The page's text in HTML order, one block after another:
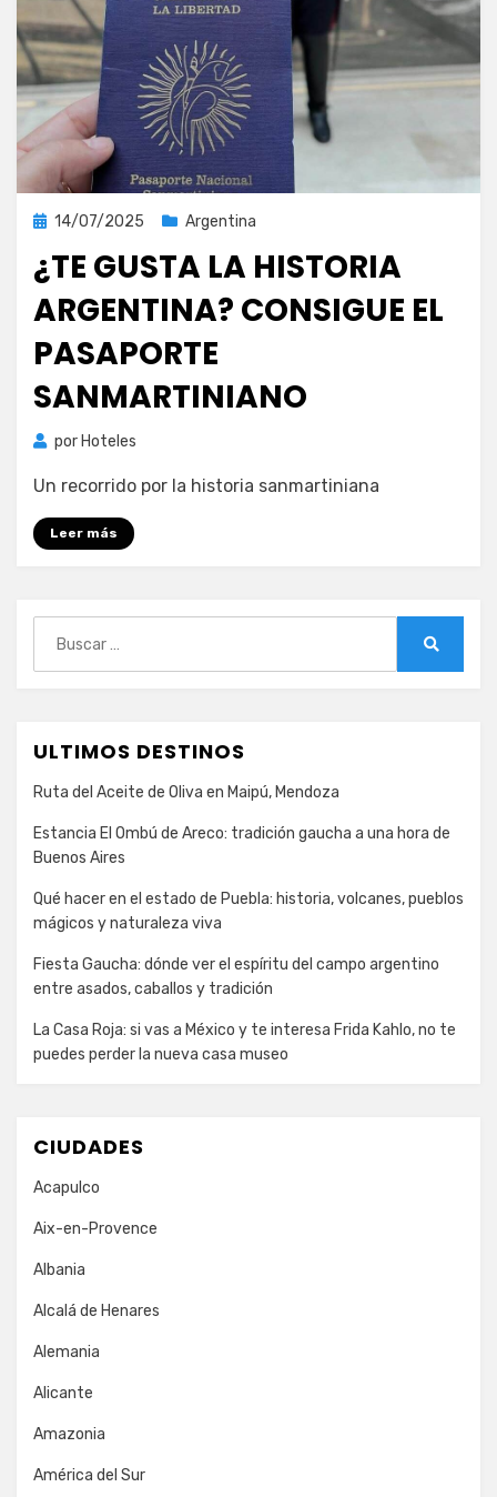
Publicada
14/07/2025 Argentina
¿TE GUSTA LA HISTORIA
ARGENTINA? CONSIGUE EL
PASAPORTE
SANMARTINIANO
por Hoteles
Un recorrido por la historia sanmartiniana
Leer más
ULTIMOS DESTINOS
Ruta del Aceite de Oliva en Maipú, Mendoza
Estancia El Ombú de Areco: tradición gaucha a una hora de
Buenos Aires
Qué hacer en el estado de Puebla: historia, volcanes, pueblos
mágicos y naturaleza viva
Fiesta Gaucha: dónde ver el espíritu del campo argentino
entre asados, caballos y tradición
La Casa Roja: si vas a México y te interesa Frida Kahlo, no te
puedes perder la nueva casa museo
CIUDADES
Acapulco
Aix-en-Provence
Albania
Alcalá de Henares
Alemania
Alicante
Amazonia
América del Sur